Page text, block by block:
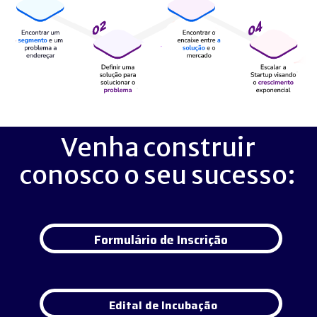
Venha construir
conosco o seu sucesso:
Formulário de Inscrição
Edital de Incubação